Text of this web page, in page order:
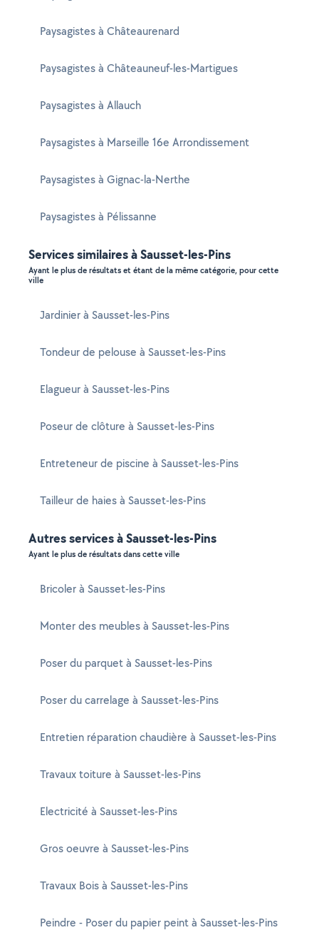
Paysagistes à Châteaurenard
Paysagistes à Châteauneuf-les-Martigues
Paysagistes à Allauch
Paysagistes à Marseille 16e Arrondissement
Paysagistes à Gignac-la-Nerthe
Paysagistes à Pélissanne
Services similaires à Sausset-les-Pins
Ayant le plus de résultats et étant de la même catégorie, pour cette
ville
Jardinier à Sausset-les-Pins
Tondeur de pelouse à Sausset-les-Pins
Elagueur à Sausset-les-Pins
Poseur de clôture à Sausset-les-Pins
Entreteneur de piscine à Sausset-les-Pins
Tailleur de haies à Sausset-les-Pins
Autres services à Sausset-les-Pins
Ayant le plus de résultats dans cette ville
Bricoler à Sausset-les-Pins
Monter des meubles à Sausset-les-Pins
Poser du parquet à Sausset-les-Pins
Poser du carrelage à Sausset-les-Pins
Entretien réparation chaudière à Sausset-les-Pins
Travaux toiture à Sausset-les-Pins
Electricité à Sausset-les-Pins
Gros oeuvre à Sausset-les-Pins
Travaux Bois à Sausset-les-Pins
Peindre - Poser du papier peint à Sausset-les-Pins